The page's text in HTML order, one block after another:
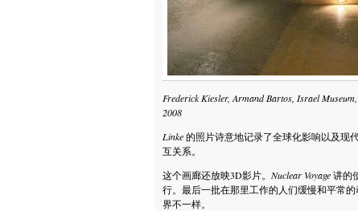
Frederick Kiesler, Armand Bartos, Israel
2008
Linke的照片诗意地记录了全球化影响以及现
互关系。
这个画廊还放映3D影片。 Nuclear Voyage讲的
行。最后一批在那里工作的人们缓慢和平常
界不一样。